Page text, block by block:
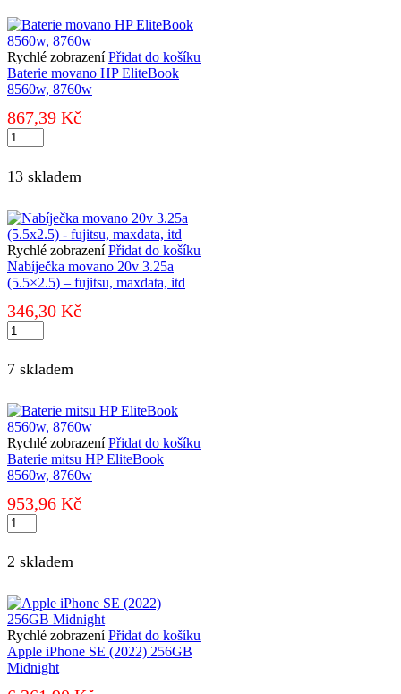
Black
množství
Rychlé zobrazení Přidat do košíku
Baterie movano HP EliteBook
8560w, 8760w
867,39 Kč
Baterie
movano
HP
EliteBook
8760w
množství
13 skladem
Rychlé zobrazení Přidat do košíku
Nabíječka movano 20v 3.25a
(5.5×2.5) – fujitsu, maxdata, itd
346,30 Kč
Nabíječka
movano
20v
3.25a
-
fujitsu,
maxdata,
itd
množství
7 skladem
Rychlé zobrazení Přidat do košíku
Baterie mitsu HP EliteBook
8560w, 8760w
953,96 Kč
Baterie
mitsu
HP
EliteBook
8760w
množství
2 skladem
Rychlé zobrazení Přidat do košíku
Apple iPhone SE (2022) 256GB
Midnight